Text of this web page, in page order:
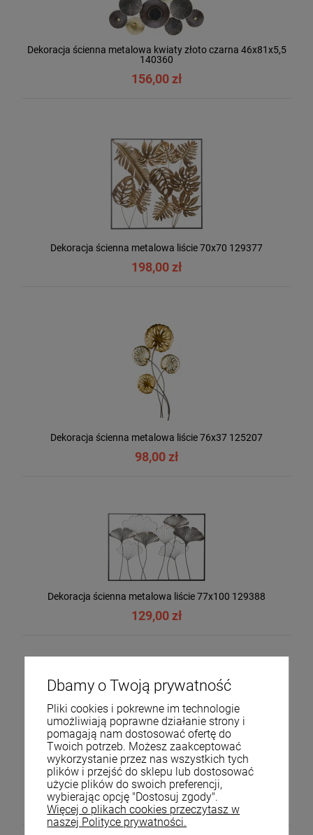
Dekoracja ścienna metalowa kwiaty złoto czarna 46x81x5,5
140360
156,00 zł
Dekoracja ścienna metalowa liście 70x70 129377
198,00 zł
Dekoracja ścienna metalowa liście 76x37 125207
98,00 zł
Dekoracja ścienna metalowa liście 77x100 129388
129,00 zł
Dekoracja ścienna metalowa liście 90x35 142565
69,99 zł
Dbamy o Twoją prywatność
Pliki cookies i pokrewne im technologie
umożliwiają poprawne działanie strony i
pomagają nam dostosować ofertę do
Twoich potrzeb. Możesz zaakceptować
wykorzystanie przez nas wszystkich tych
plików i przejść do sklepu lub dostosować
użycie plików do swoich preferencji,
wybierając opcję "Dostosuj zgody".
Więcej o plikach cookies przeczytasz w
naszej Polityce prywatności.